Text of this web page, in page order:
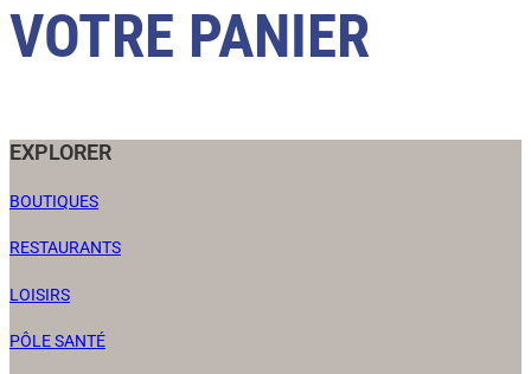
VOTRE PANIER
EXPLORER
BOUTIQUES
RESTAURANTS
LOISIRS
PÔLE SANTÉ